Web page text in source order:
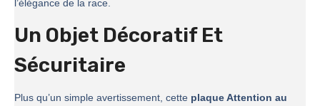
l’élégance de la race.
Un Objet Décoratif Et
Sécuritaire
Plus qu’un simple avertissement, cette plaque Attention au